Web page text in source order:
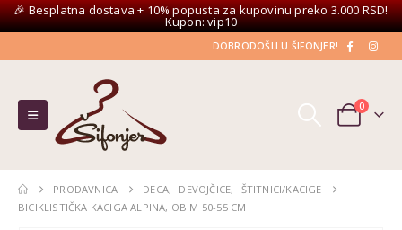
🎉 Besplatna dostava + 10% popusta za kupovinu preko 3.000 RSD!
Kupon: vip10
DOBRODOŠLI U ŠIFONJER!
0
PRODAVNICA DECA, DEVOJČICE,
ŠTITNICI/KACIGE
BICIKLISTIČKA KACIGA ALPINA, OBIM 50-55 CM